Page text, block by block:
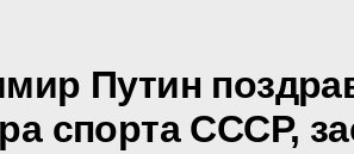
Путин
спорта СССР,